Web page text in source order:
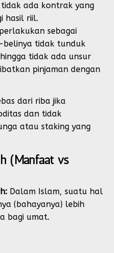
ada kontrak yang
hasil riil.
sebagai
belinya tidak tunduk
tidak ada unsur
pinjaman dengan
dari riba jika
dan tidak
atau staking yang
(Manfaat vs
Dalam Islam, suatu hal
(bahayanya) lebih
bagi umat.